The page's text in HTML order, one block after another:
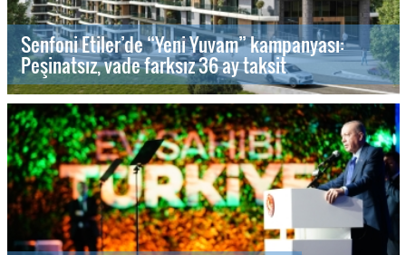
Senfoni Etiler’de “Yeni Yuvam” kampanyası:
Peşinatsız, vade farksız 36 ay taksit